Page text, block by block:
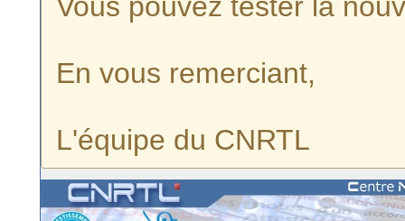
En vous remerciant,
L'équipe du CNRTL